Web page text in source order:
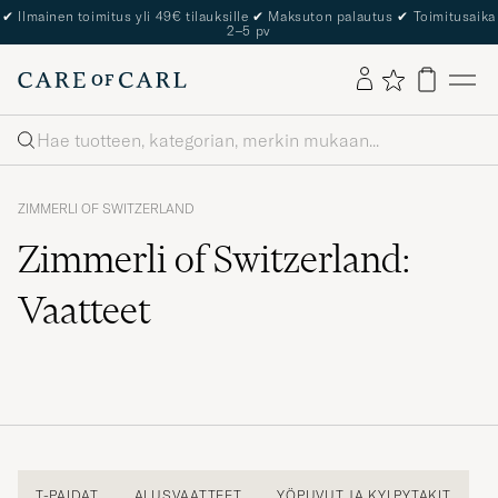
✔ Ilmainen toimitus yli 49€ tilauksille ✔ Maksuton palautus ✔ Toimitusaika
2–5 pv
Haku
ZIMMERLI OF SWITZERLAND
Zimmerli of Switzerland:
Vaatteet
T-PAIDAT ALUSVAATTEET YÖPUVUT JA KYLPYTAKIT